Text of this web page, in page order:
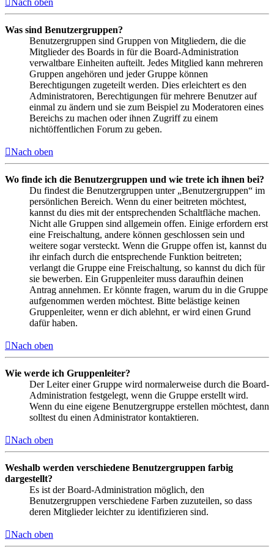
Was sind Benutzergruppen?
Benutzergruppen sind Gruppen von Mitgliedern, die die
Mitglieder des Boards in für die Board-Administration
verwaltbare Einheiten aufteilt. Jedes Mitglied kann mehreren
Gruppen angehören und jeder Gruppe können
Berechtigungen zugeteilt werden. Dies erleichtert es den
Administratoren, Berechtigungen für mehrere Benutzer auf
einmal zu ändern und sie zum Beispiel zu Moderatoren eines
Bereichs zu machen oder ihnen Zugriff zu einem
nichtöffentlichen Forum zu geben.
Nach oben
Wo finde ich die Benutzergruppen und wie trete ich ihnen bei?
Du findest die Benutzergruppen unter „Benutzergruppen“ im
persönlichen Bereich. Wenn du einer beitreten möchtest,
kannst du dies mit der entsprechenden Schaltfläche machen.
Nicht alle Gruppen sind allgemein offen. Einige erfordern erst
eine Freischaltung, andere können geschlossen sein und
weitere sogar versteckt. Wenn die Gruppe offen ist, kannst du
ihr einfach durch die entsprechende Funktion beitreten;
verlangt die Gruppe eine Freischaltung, so kannst du dich für
sie bewerben. Ein Gruppenleiter muss daraufhin deinen
Antrag annehmen. Er könnte fragen, warum du in die Gruppe
aufgenommen werden möchtest. Bitte belästige keinen
Gruppenleiter, wenn er dich ablehnt, er wird einen Grund
dafür haben.
Nach oben
Wie werde ich Gruppenleiter?
Der Leiter einer Gruppe wird normalerweise durch die Board-
Administration festgelegt, wenn die Gruppe erstellt wird.
Wenn du eine eigene Benutzergruppe erstellen möchtest, dann
solltest du einen Administrator kontaktieren.
Nach oben
Weshalb werden verschiedene Benutzergruppen farbig
dargestellt?
Es ist der Board-Administration möglich, den
Benutzergruppen verschiedene Farben zuzuteilen, so dass
deren Mitglieder leichter zu identifizieren sind.
Nach oben